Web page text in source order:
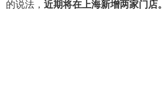
的说法， 近期将在上海新增两家门店。